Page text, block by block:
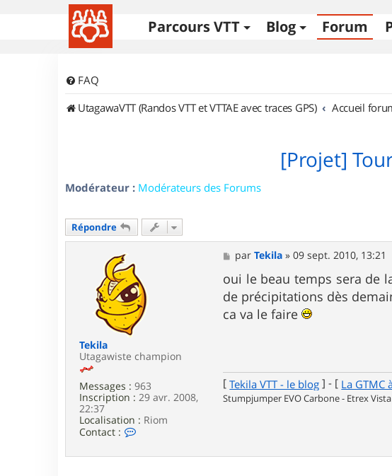
Parcours VTT Blog Forum
FAQ
UtagawaVTT (Randos VTT et VTTAE avec traces GPS)
Accueil
[Projet]
Modérateur : Modérateurs des Forums
Répondre
Tekila
Utagawiste champion
Messages : 963
Inscription : 29 avr. 2008,
22:37
Localisation : Riom
Contact :
M
e
s
s
a
g
e
parTekila »09 sept. 2010, 13:21
oui le beau temps sera de
de précipitations dès
ca va le faire
[Tekila VTT - le blog ] - [ La GTMC
Stumpjumper EVO Carbone - Etrex